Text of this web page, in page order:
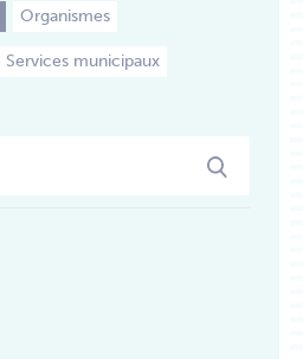
Organismes
Services municipaux